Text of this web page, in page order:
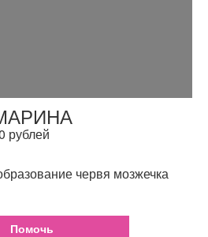
рублей
червя мозжечка
Помочь